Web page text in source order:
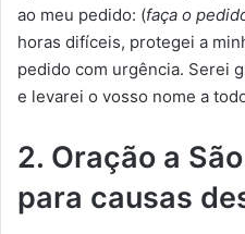
ao meu pedido: (faça o
horas difíceis, protegei a
pedido com urgência. Serei
e levarei o vosso nome a
2. Oração a
para causas